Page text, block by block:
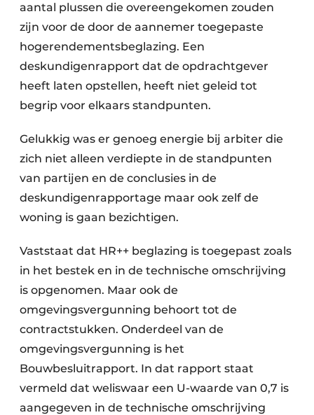
aantal plussen die overeengekomen zouden
zijn voor de door de aannemer toegepaste
hogerendementsbeglazing. Een
deskundigenrapport dat de opdrachtgever
heeft laten opstellen, heeft niet geleid tot
begrip voor elkaars standpunten.
Gelukkig was er genoeg energie bij arbiter die
zich niet alleen verdiepte in de standpunten
van partijen en de conclusies in de
deskundigenrapportage maar ook zelf de
woning is gaan bezichtigen.
Vaststaat dat HR++ beglazing is toegepast zoals
in het bestek en in de technische omschrijving
is opgenomen. Maar ook de
omgevingsvergunning behoort tot de
contractstukken. Onderdeel van de
omgevingsvergunning is het
Bouwbesluitrapport. In dat rapport staat
vermeld dat weliswaar een U-waarde van 0,7 is
aangegeven in de technische omschrijving